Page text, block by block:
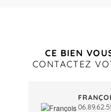
CE BIEN
CONTACTEZ